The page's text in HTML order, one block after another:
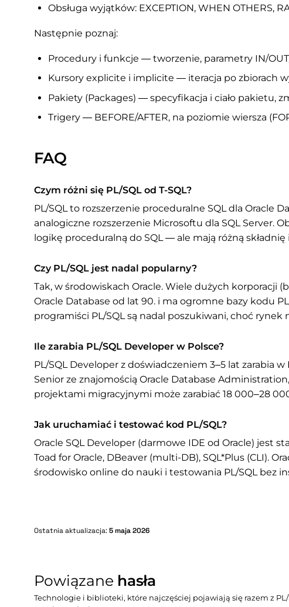
Obsługa wyjątków: EXCEPTION, WHEN OTHERS,
Następnie poznaj:
Procedury i funkcje — tworzenie, parametry IN/
Kursory explicite i implicite — iteracja po zbiorach
Pakiety (Packages) — specyfikacja i ciało pakietu,
Trigery — BEFORE/AFTER, na poziomie wiersza
FAQ
Czym różni się PL/SQL od T-SQL?
PL/SQL to rozszerzenie proceduralne SQL dla Oracle
analogiczne rozszerzenie Microsoftu dla SQL Server.
logikę proceduralną do SQL — ale mają różną
Czy PL/SQL jest nadal popularny?
Tak, w środowiskach Oracle. Wiele dużych korporacji
Oracle Database od lat 90. i ma ogromne bazy kodu
programiści PL/SQL są nadal poszukiwani, choć
Ile zarabia PL/SQL Developer w Polsce?
PL/SQL Developer z doświadczeniem 3–5 lat zarabia
Senior ze znajomością Oracle Database
projektami migracyjnymi może zarabiać 18 000–28 000
Jak uruchamiać i testować kod PL/SQL?
Oracle SQL Developer (darmowe IDE od Oracle) jest
Toad for Oracle, DBeaver (multi-DB), SQL*Plus (CLI).
środowisko online do nauki i testowania PL/SQL bez
Ostatnia aktualizacja:5 maja 2026
Powiązane hasła
Technologie i biblioteki, które najczęściej pojawiają się razem z PL/